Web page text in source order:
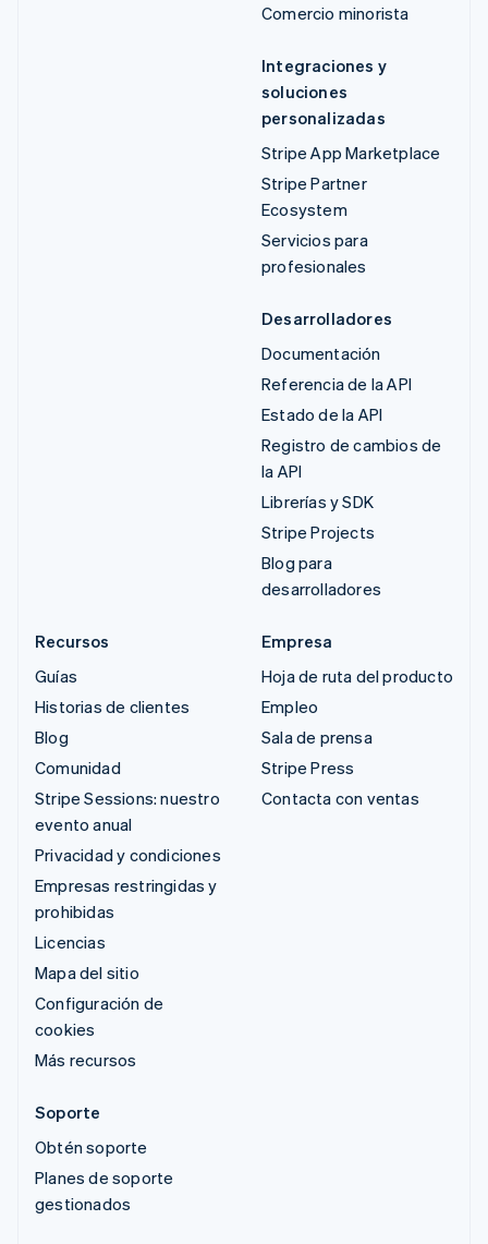
Comercio minorista
Integraciones y
soluciones
personalizadas
Stripe App Marketplace
Stripe Partner
Ecosystem
Servicios para
profesionales
Desarrolladores
Documentación
Referencia de la API
Estado de la API
Registro de cambios de
la API
Librerías y SDK
Stripe Projects
Blog para
desarrolladores
Recursos
Guías
Historias de clientes
Blog
Comunidad
Stripe Sessions: nuestro
evento anual
Privacidad y condiciones
Empresas restringidas y
prohibidas
Licencias
Mapa del sitio
Configuración de
cookies
Más recursos
Empresa
Hoja de ruta del producto
Empleo
Sala de prensa
Stripe Press
Contacta con ventas
Soporte
Obtén soporte
Planes de soporte
gestionados